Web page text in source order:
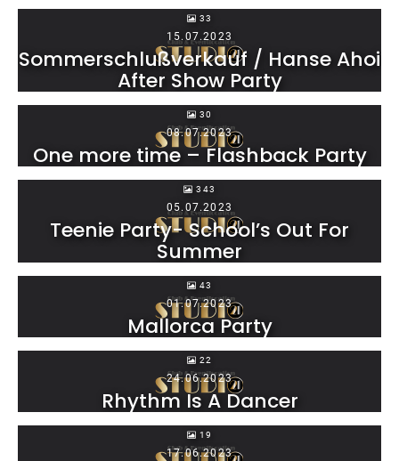
33
15.07.2023
Sommerschlußverkauf / Hanse Ahoi
After Show Party
30
08.07.2023
One more time – Flashback Party
343
05.07.2023
Teenie Party- School’s Out For
Summer
43
01.07.2023
Mallorca Party
22
24.06.2023
Rhythm Is A Dancer
19
17.06.2023